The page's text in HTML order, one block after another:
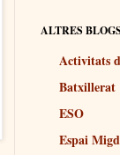
ALTRES
Activitats
Batxillerat
ESO
Espai